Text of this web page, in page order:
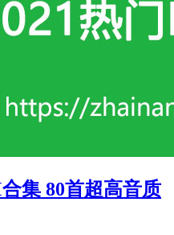
集 80首超高音质